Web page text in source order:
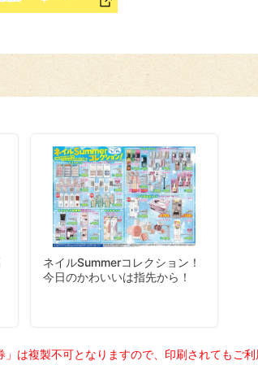
は複製不可となりますので、印刷されてもご